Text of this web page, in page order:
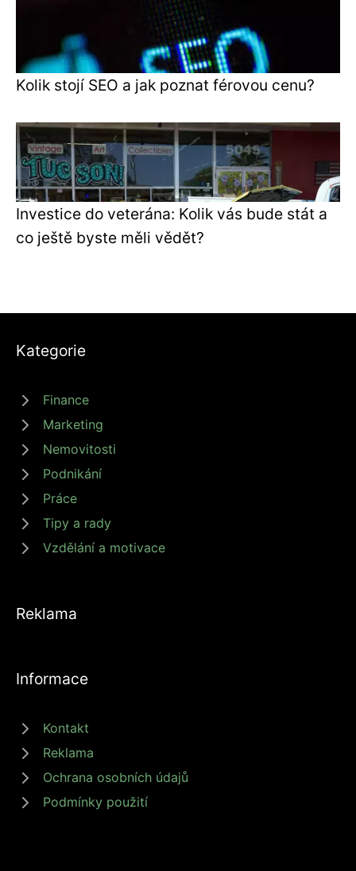
Kolik stojí SEO a jak poznat férovou cenu?
Investice do veterána: Kolik vás bude stát a
co ještě byste měli vědět?
Kategorie
Finance
Marketing
Nemovitosti
Podnikání
Práce
Tipy a rady
Vzdělání a motivace
Reklama
Informace
Kontakt
Reklama
Ochrana osobních údajů
Podmínky použití